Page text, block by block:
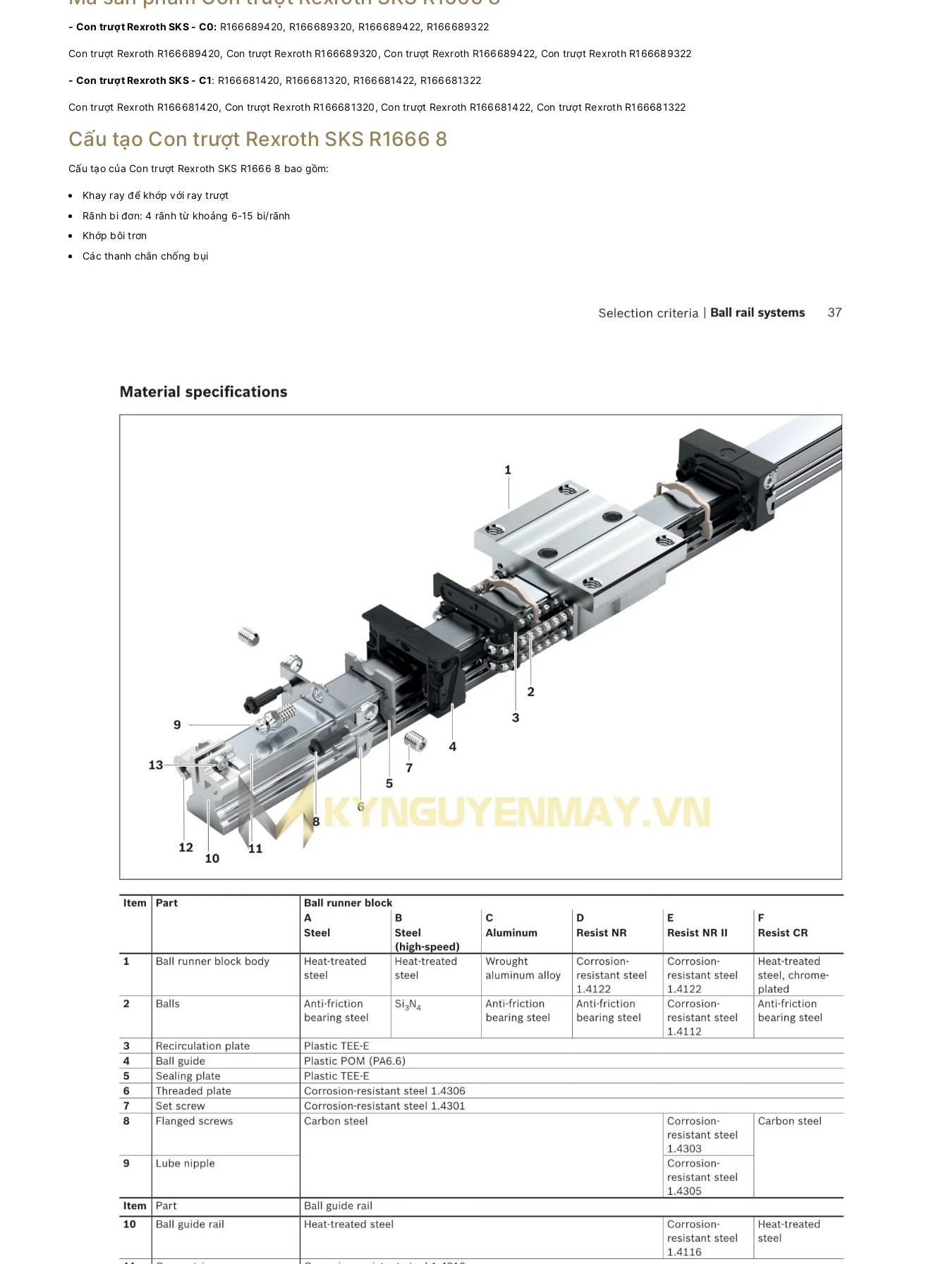
- Con trượt Rexroth SKS - C0: R166689420, R166689320, R166689422, R166689322
Con trượt Rexroth R166689420, Con trượt Rexroth R166689320, Con trượt Rexroth R166689422, Con trượt Rexroth R166689322
- Con trượt Rexroth SKS - C1: R166681420, R166681320, R166681422, R166681322
Con trượt Rexroth R166681420, Con trượt Rexroth R166681320, Con trượt Rexroth R166681422, Con trượt Rexroth R166681322
Cấu tạo Con trượt Rexroth SKS R1666 8
Cấu tạo của Con trượt Rexroth SKS R1666 8 bao gồm:
Khay ray để khớp với ray trượt
Rãnh bi đơn: 4 rãnh từ khoảng 6-15 bi/rãnh
Khớp bôi trơn
Các thanh chắn chống bụi